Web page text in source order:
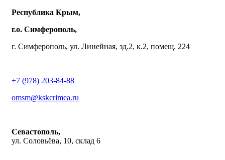
Республика Крым,
г.о. Симферополь,
г. Симферополь, ул. Линейная, зд.2, к.2, помещ. 224
+7 (978) 203-84-88
omsm@kskcrimea.ru
Севастополь,
ул. Соловьёва, 10, склад 6